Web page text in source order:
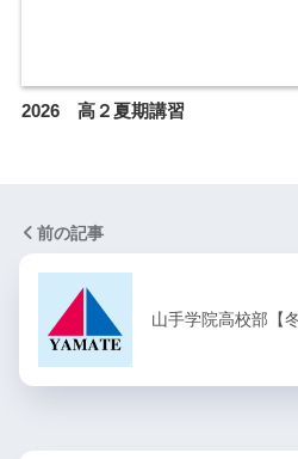
2026 高２夏期講習
前の記事
山手学院高校部【